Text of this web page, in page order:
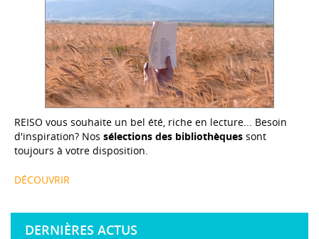
REISO vous souhaite un bel été, riche en lecture... Besoin
d'inspiration? Nos sélections des bibliothèques sont
toujours à votre disposition.
DÉCOUVRIR
DERNIÈRES ACTUS